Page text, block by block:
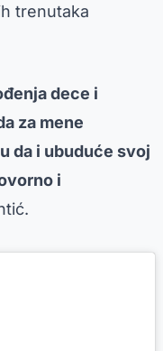
trenutaka
dece i
za mene
da i ubuduće svoj
i